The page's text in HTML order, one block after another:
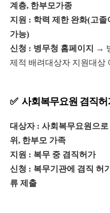
계층, 한부모가종
지원 : 학력 제한 완화(고
가능)
신청 : 병무청 홈페이지
→
제적 배려대상자 지원대상
✅ 사회복무요원 겸직허
대상자 : 사회복무요원으
위, 한부모 가족
지원 : 복무 중 겸직허가
신청 : 복무기관에 겸직 허
류 제출